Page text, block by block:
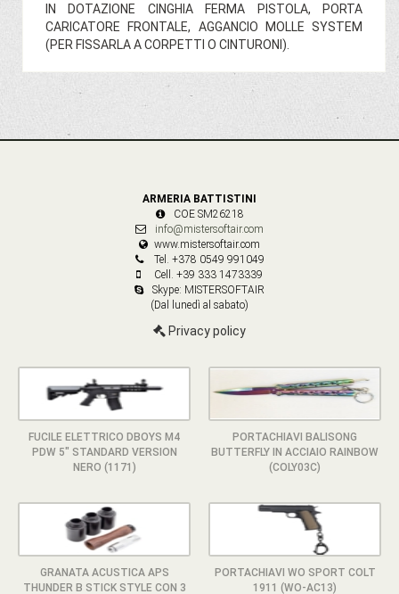
IN DOTAZIONE CINGHIA FERMA PISTOLA, PORTA
CARICATORE FRONTALE, AGGANCIO MOLLE SYSTEM
(PER FISSARLA A CORPETTI O CINTURONI).
ARMERIA BATTISTINI
COE SM26218
info@mistersoftair.com
www.mistersoftair.com
Tel. +378 0549 991049
Cell. +39 333 1473339
Skype: MISTERSOFTAIR
(Dal lunedì al sabato)
Privacy policy
FUCILE ELETTRICO DBOYS M4
PDW 5" STANDARD VERSION
NERO (1171)
PORTACHIAVI BALISONG
BUTTERFLY IN ACCIAIO RAINBOW
(COLY03C)
GRANATA ACUSTICA APS
THUNDER B STICK STYLE CON 3
PORTACHIAVI WO SPORT COLT
1911 (WO-AC13)